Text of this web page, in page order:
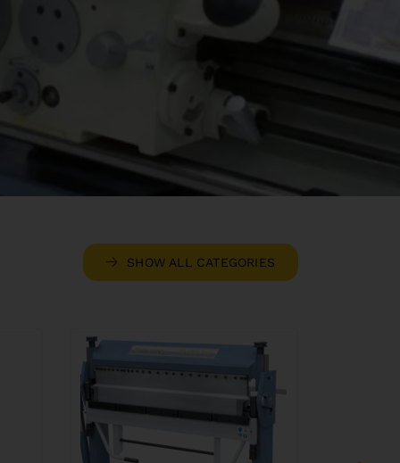
SHOW ALL CATEGORIES